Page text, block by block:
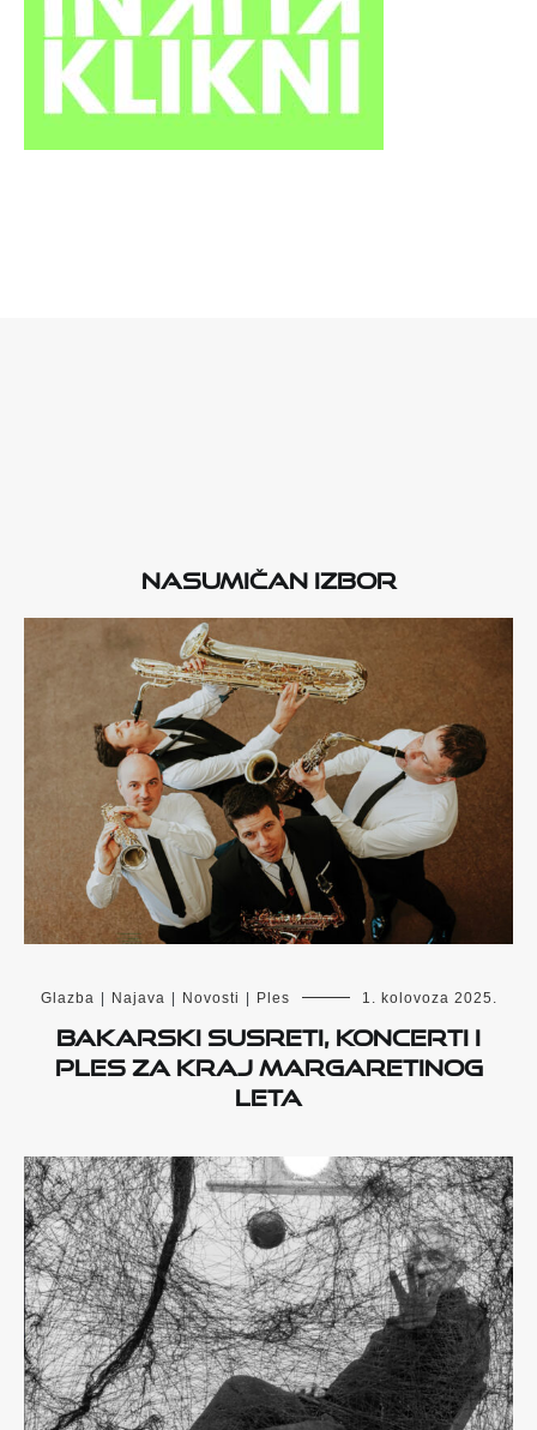
Nasumičan izbor
Glazba Najava Novosti Ples 1. kolovoza 2025.
Bakarski susreti, koncerti i
ples za kraj Margaretinog
leta